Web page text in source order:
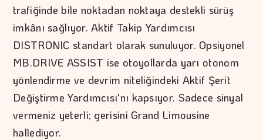
trafiğinde bile noktadan noktaya destekli sürüş
imkânı sağlıyor. Aktif Takip Yardımcısı
DISTRONIC standart olarak sunuluyor. Opsiyonel
MB.DRIVE ASSIST ise otoyollarda yarı otonom
yönlendirme ve devrim niteliğindeki Aktif Şerit
Değiştirme Yardımcısı'nı kapsıyor. Sadece sinyal
vermeniz yeterli; gerisini Grand Limousine
hallediyor.